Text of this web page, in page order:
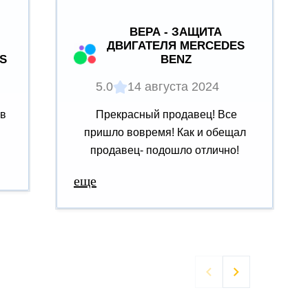
ВЕРА - ЗАЩИТА
ДВИГАТЕЛЯ MERCEDES
BENZ
5.0 14 августа 2024
Прекрасный продавец! Все
пришло вовремя! Как и обещал
продавец- подошло отлично!
еще
 